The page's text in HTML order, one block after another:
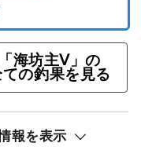
「海坊主Ⅴ」の
ての釣果を見る
報を表示